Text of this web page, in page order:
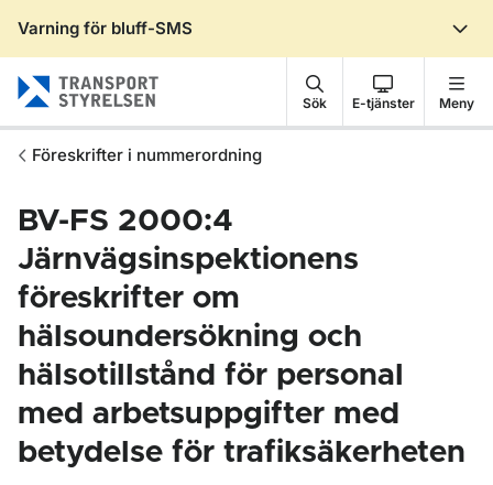
Varning för bluff-SMS
Sök E-tjänster Meny
Föreskrifter i nummerordning
BV-FS 2000:4
Järnvägsinspektionens
föreskrifter om
hälsoundersökning och
hälsotillstånd för personal
med arbetsuppgifter med
betydelse för trafiksäkerheten